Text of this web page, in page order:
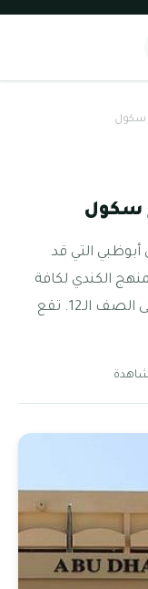
سكول
سكول
التي قد
المنهج الكندي لكافة
المراحل الدراسية من مرحلة الروضة وحتى الصف الـ12. تقع